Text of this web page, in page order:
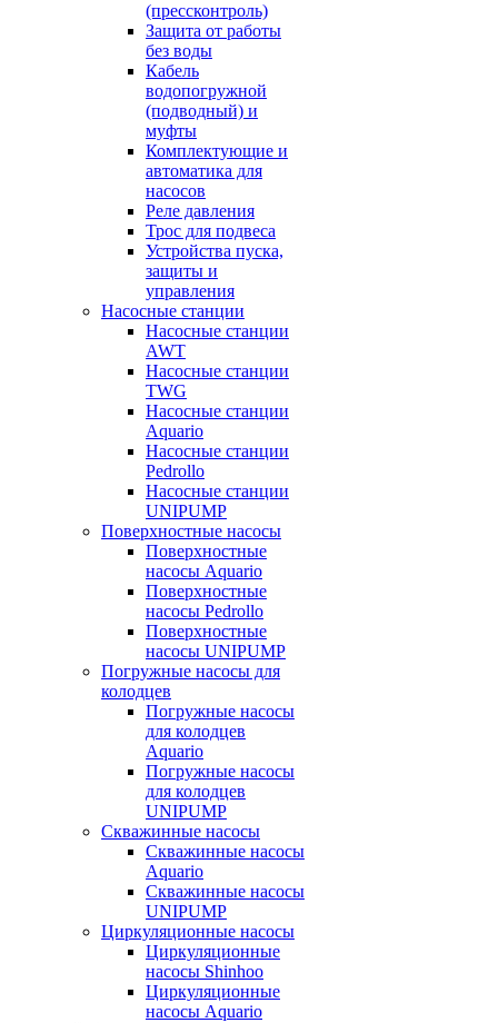
(прессконтроль)
Защита от работы
без воды
Кабель
водопогружной
(подводный) и
муфты
Комплектующие и
автоматика для
насосов
Реле давления
Трос для подвеса
Устройства пуска,
защиты и
управления
Насосные станции
Насосные станции
AWT
Насосные станции
TWG
Насосные станции
Aquario
Насосные станции
Pedrollo
Насосные станции
UNIPUMP
Поверхностные насосы
Поверхностные
насосы Aquario
Поверхностные
насосы Pedrollo
Поверхностные
насосы UNIPUMP
Погружные насосы для
колодцев
Погружные насосы
для колодцев
Aquario
Погружные насосы
для колодцев
UNIPUMP
Скважинные насосы
Скважинные насосы
Aquario
Скважинные насосы
UNIPUMP
Циркуляционные насосы
Циркуляционные
насосы Shinhoo
Циркуляционные
насосы Aquario